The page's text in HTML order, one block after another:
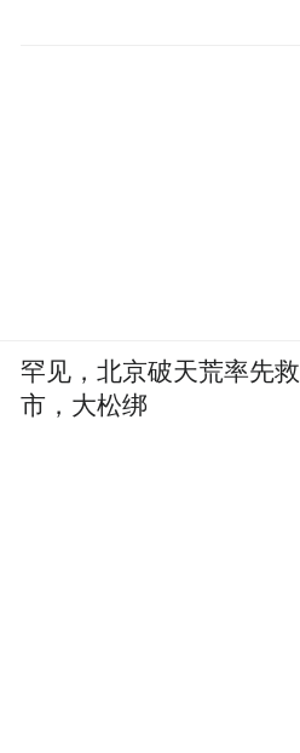
罕见，北京破天荒率先救
市，大松绑